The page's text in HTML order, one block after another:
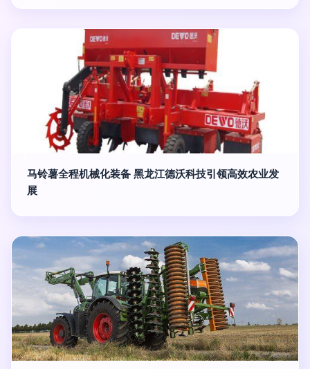
马铃薯全程机械化装备 黑龙江德沃科技引领高效农业发
展